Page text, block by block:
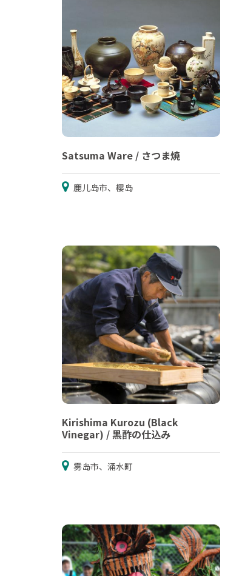
Satsuma Ware / さつま焼
鹿儿岛市、樱岛
Kirishima Kurozu (Black
Vinegar) / 黒酢の仕込み
雾岛市、涌水町